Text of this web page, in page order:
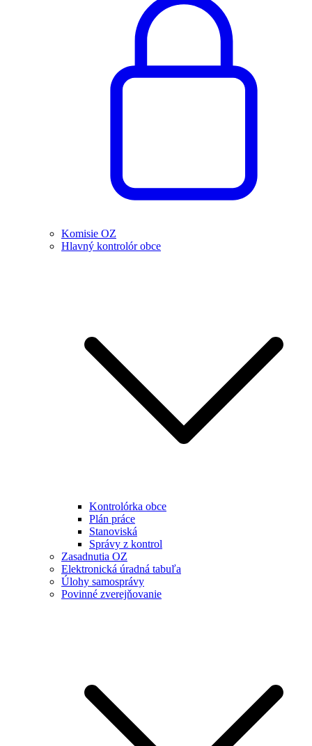
Komisie OZ
Hlavný kontrolór obce
Kontrolórka obce
Plán práce
Stanoviská
Správy z kontrol
Zasadnutia OZ
Elektronická úradná tabuľa
Úlohy samosprávy
Povinné zverejňovanie